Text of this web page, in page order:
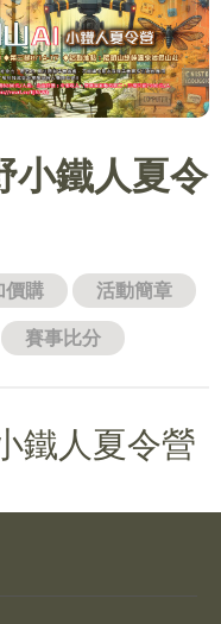
小鐵人夏令
價購 活動簡章
賽事比分
鐵人夏令營